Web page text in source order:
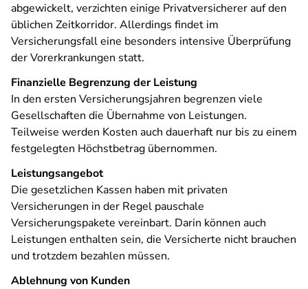
abgewickelt, verzichten einige Privatversicherer auf den
üblichen Zeitkorridor. Allerdings findet im
Versicherungsfall eine besonders intensive Überprüfung
der Vorerkrankungen statt.
Finanzielle Begrenzung der Leistung
In den ersten Versicherungsjahren begrenzen viele
Gesellschaften die Übernahme von Leistungen.
Teilweise werden Kosten auch dauerhaft nur bis zu einem
festgelegten Höchstbetrag übernommen.
Leistungsangebot
Die gesetzlichen Kassen haben mit privaten
Versicherungen in der Regel pauschale
Versicherungspakete vereinbart. Darin können auch
Leistungen enthalten sein, die Versicherte nicht brauchen
und trotzdem bezahlen müssen.
Ablehnung von Kunden